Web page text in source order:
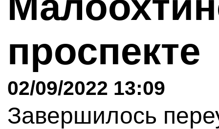
проспекте
02/09/2022 13:09
Завершилось